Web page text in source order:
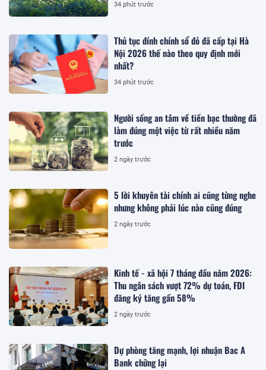
34 phút trước
Thủ tục đính chính sổ đỏ đã cấp tại Hà
Nội 2026 thế nào theo quy định mới
nhất?
34 phút trước
Người sống an tâm về tiền bạc thường đã
làm đúng một việc từ rất nhiều năm
trước
2 ngày trước
5 lời khuyên tài chính ai cũng từng nghe
nhưng không phải lúc nào cũng đúng
2 ngày trước
Kinh tế - xã hội 7 tháng đầu năm 2026:
Thu ngân sách vượt 72% dự toán, FDI
đăng ký tăng gần 58%
2 ngày trước
Dự phòng tăng mạnh, lợi nhuận Bac A
Bank chững lại